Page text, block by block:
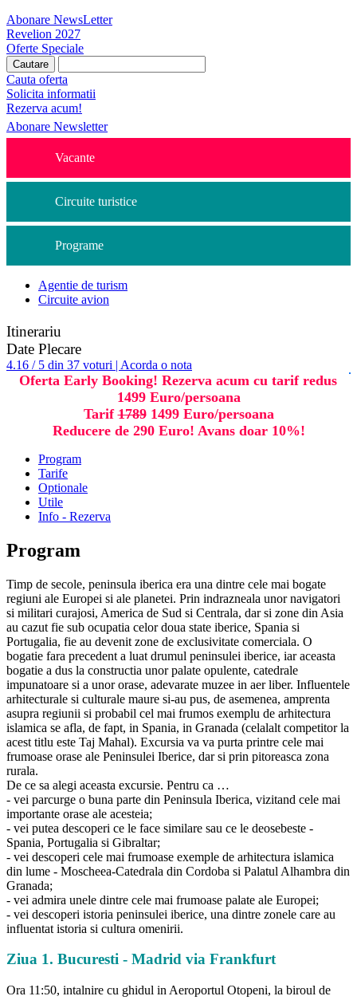
Abonare NewsLetter
Revelion 2027
Oferte Speciale
Cauta oferta
Solicita informatii
Rezerva acum!
Abonare Newsletter
Vacante
Circuite turistice
Programe
Agentie de turism
Circuite avion
Itinerariu
Date Plecare
4.16 / 5 din 37 voturi | Acorda o nota
Oferta Early Booking! Rezerva acum cu tarif redus
1499 Euro/persoana
Tarif17891499 Euro/persoana
Reducere de 290 Euro! Avans doar 10%!
Program
Tarife
Optionale
Utile
Info - Rezerva
Program
Timp de secole, peninsula iberica era una dintre cele mai bogate
regiuni ale Europei si ale planetei. Prin indrazneala unor navigatori
si militari curajosi, America de Sud si Centrala, dar si zone din Asia
au cazut fie sub ocupatia celor doua state iberice, Spania si
Portugalia, fie au devenit zone de exclusivitate comerciala. O
bogatie fara precedent a luat drumul peninsulei iberice, iar aceasta
bogatie a dus la constructia unor palate opulente, catedrale
impunatoare si a unor orase, adevarate muzee in aer liber. Influentele
arhitecturale si culturale maure si-au pus, de asemenea, amprenta
asupra regiunii si probabil cel mai frumos exemplu de arhitectura
islamica se afla, de fapt, in Spania, in Granada (celalalt competitor la
acest titlu este Taj Mahal). Excursia va va purta printre cele mai
frumoase orase ale Peninsulei Iberice, dar si prin pitoreasca zona
rurala.
De ce sa alegi aceasta excursie. Pentru ca …
- vei parcurge o buna parte din Peninsula Iberica, vizitand cele mai
importante orase ale acesteia;
- vei putea descoperi ce le face similare sau ce le deosebeste -
Spania, Portugalia si Gibraltar;
- vei descoperi cele mai frumoase exemple de arhitectura islamica
din lume - Moscheea-Catedrala din Cordoba si Palatul Alhambra din
Granada;
- vei admira unele dintre cele mai frumoase palate ale Europei;
- vei descoperi istoria peninsulei iberice, una dintre zonele care au
influentat istoria si cultura omenirii.
Ziua 1. Bucuresti - Madrid via Frankfurt
Ora 11:50, intalnire cu ghidul in Aeroportul Otopeni, la biroul de